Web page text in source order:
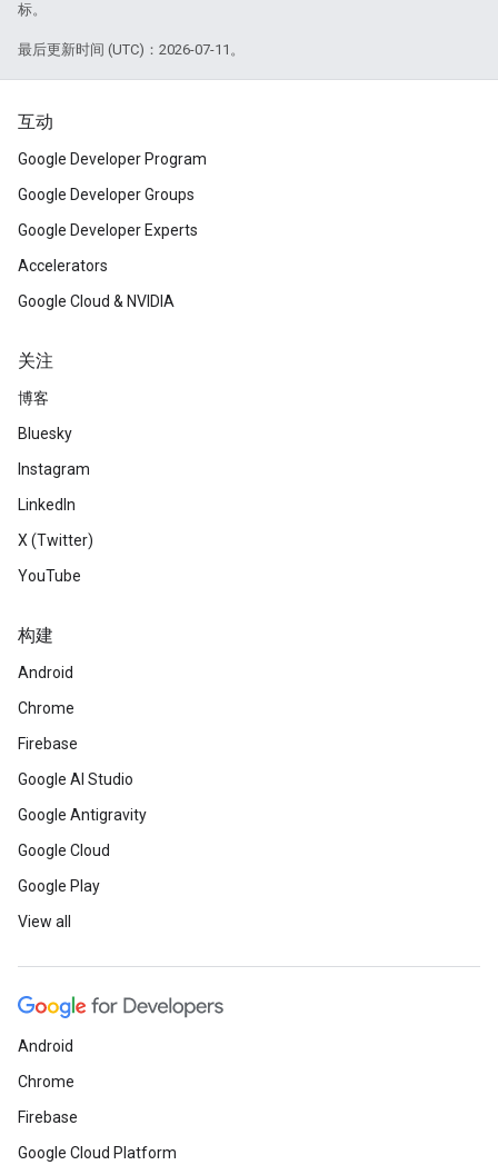
标。
最后更新时间 (UTC)：2026-07-11。
互动
Google Developer Program
Google Developer Groups
Google Developer Experts
Accelerators
Google Cloud & NVIDIA
关注
博客
Bluesky
Instagram
LinkedIn
X (Twitter)
YouTube
构建
Android
Chrome
Firebase
Google AI Studio
Google Antigravity
Google Cloud
Google Play
View all
Android
Chrome
Firebase
Google Cloud Platform